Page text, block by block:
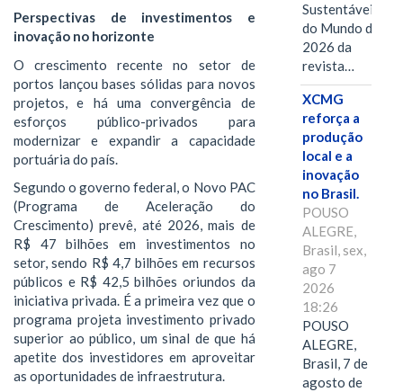
Perspectivas de investimentos e
inovação no horizonte
O crescimento recente no setor de
portos lançou bases sólidas para novos
projetos, e há uma convergência de
esforços público-privados para
modernizar e expandir a capacidade
portuária do país.
Segundo o governo federal, o Novo PAC
(Programa de Aceleração do
Crescimento) prevê, até 2026, mais de
R$ 47 bilhões em investimentos no
setor, sendo R$ 4,7 bilhões em recursos
públicos e R$ 42,5 bilhões oriundos da
iniciativa privada. É a primeira vez que o
programa projeta investimento privado
superior ao público, um sinal de que há
apetite dos investidores em aproveitar
as oportunidades de infraestrutura.
Sustentáveis
do Mundo de
2026 da
revista…
XCMG
reforça a
produção
local e a
inovação
no Brasil.
POUSO
ALEGRE,
Brasil, sex,
ago 7
2026
18:26
POUSO
ALEGRE,
Brasil, 7 de
agosto de